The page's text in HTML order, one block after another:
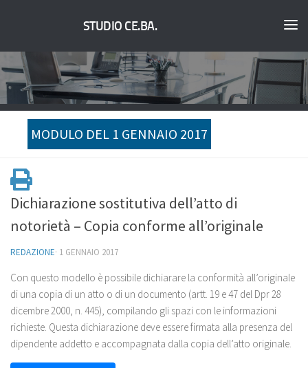
STUDIO CE.BA.
MODULO DEL 1 GENNAIO 2017
Dichiarazione sostitutiva dell’atto di
notorietà – Copia conforme all’originale
REDAZIONE· 1 GENNAIO 2017
Con questo modello è possibile dichiarare la conformità all’originale
di una copia di un atto o di un documento (artt. 19 e 47 del Dpr 28
dicembre 2000, n. 445), compilando gli spazi con le informazioni
richieste. Questa dichiarazione deve essere firmata alla presenza del
dipendente addetto e accompagnata dalla copia dell’atto originale.